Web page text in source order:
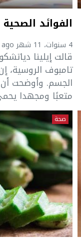
الفوائد
4 سنوات، 11 شهر ago
قالت إيلينا
تامبوف الروسية،
الجسم. وأوضحت
متعبًا ومجهدا
صحة